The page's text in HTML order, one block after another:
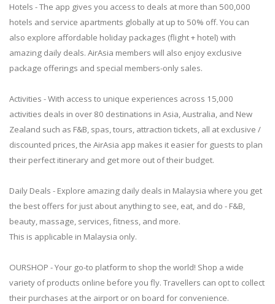
Hotels - The app gives you access to deals at more than 500,000
hotels and service apartments globally at up to 50% off. You can
also explore affordable holiday packages (flight + hotel) with
amazing daily deals. AirAsia members will also enjoy exclusive
package offerings and special members-only sales.
Activities - With access to unique experiences across 15,000
activities deals in over 80 destinations in Asia, Australia, and New
Zealand such as F&B, spas, tours, attraction tickets, all at exclusive /
discounted prices, the AirAsia app makes it easier for guests to plan
their perfect itinerary and get more out of their budget.
Daily Deals - Explore amazing daily deals in Malaysia where you get
the best offers for just about anything to see, eat, and do - F&B,
beauty, massage, services, fitness, and more.
This is applicable in Malaysia only.
OURSHOP - Your go-to platform to shop the world! Shop a wide
variety of products online before you fly. Travellers can opt to collect
their purchases at the airport or on board for convenience.